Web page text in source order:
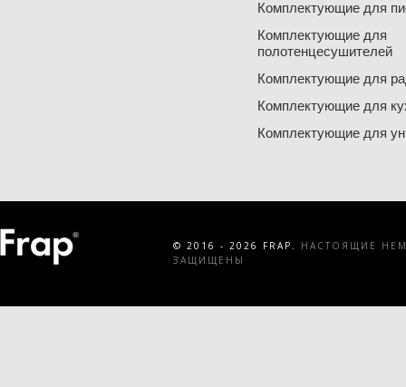
Комплектующие для
Комплектующие для
полотенцесушителей
Комплектующие для
Комплектующие для
Комплектующие для
© 2016 - 2026 FRAP.
НАСТОЯЩИЕ
ЗАЩИЩЕНЫ